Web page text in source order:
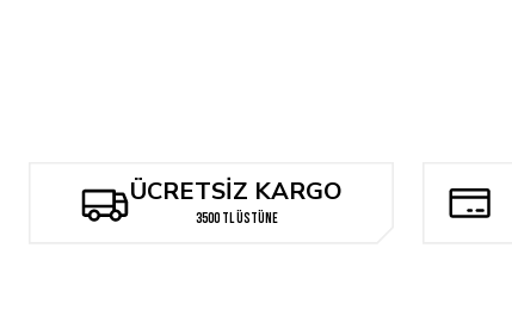
ÜCRETSİZ KARGO
3500 TL ÜSTÜNE